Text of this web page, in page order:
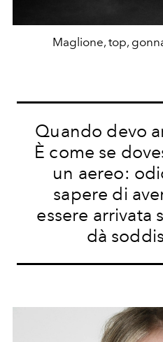
Maglione, top,
Quando devo
È come se
un aereo:
sapere di
essere arrivata
dà